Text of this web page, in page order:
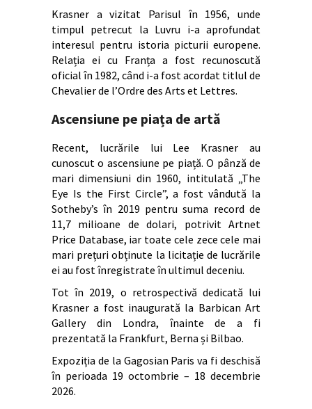
Krasner a vizitat Parisul în 1956, unde
timpul petrecut la Luvru i-a aprofundat
interesul pentru istoria picturii europene.
Relația ei cu Franța a fost recunoscută
oficial în 1982, când i-a fost acordat titlul de
Chevalier de l’Ordre des Arts et Lettres.
Ascensiune pe piața de artă
Recent, lucrările lui Lee Krasner au
cunoscut o ascensiune pe piață. O pânză de
mari dimensiuni din 1960, intitulată „The
Eye Is the First Circle”, a fost vândută la
Sotheby’s în 2019 pentru suma record de
11,7 milioane de dolari, potrivit Artnet
Price Database, iar toate cele zece cele mai
mari prețuri obținute la licitație de lucrările
ei au fost înregistrate în ultimul deceniu.
Tot în 2019, o retrospectivă dedicată lui
Krasner a fost inaugurată la Barbican Art
Gallery din Londra, înainte de a fi
prezentată la Frankfurt, Berna și Bilbao.
Expoziția de la Gagosian Paris va fi deschisă
în perioada 19 octombrie – 18 decembrie
2026.